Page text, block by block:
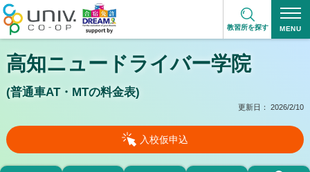
教習所を探す
高知ニュードライバー学院
(普通車AT・MTの料金表)
更新日：2026/2/10
入校仮申込